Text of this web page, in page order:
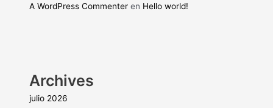
A WordPress Commenter en Hello world!
Archives
julio 2026